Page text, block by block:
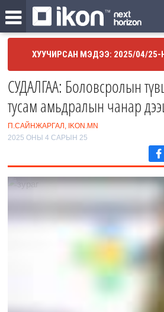
ХУУЧИРСАН МЭДЭЭ: 2025/04/
СУДАЛГАА: Боловсролын
тусам амьдралын чанар
П.САЙНЖАРГАЛ, IKON.MN
2025 ОНЫ 4 САРЫН 25